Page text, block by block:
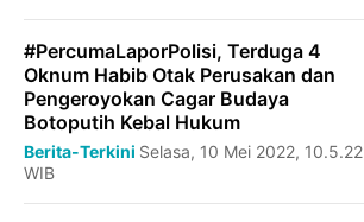
#PercumaLaporPolisi, Terduga 4
Oknum Habib Otak Perusakan dan
Pengeroyokan Cagar Budaya
Botoputih Kebal Hukum
Berita-Terkini Selasa, 10 Mei 2022, 10.5.22
WIB